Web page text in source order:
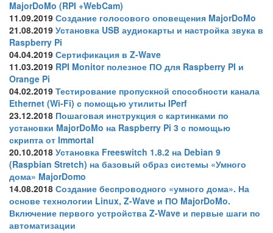
MajorDoMo (RPI +WebCam)
11.09.2019 Создание голосового оповещения MajorDoMo
21.08.2019 Установка USB аудиокарты и настройка звука в
Raspberry Pi
04.04.2019 Сертификация в Z-Wave
11.03.2019 RPI Monitor полезное ПО для Raspberry PI и
Orange Pi
04.02.2019 Тестирование пропускной способности канала
Ethernet (Wi-Fi) с помощью утилиты IPerf
23.12.2018 Пошаговая инструкция с картинками по
установки MajorDoMo на Raspberry Pi 3 с помощью
скрипта от Immortal
20.10.2018 Установка Freeswitch 1.8.2 на Debian 9
(Raspbian Stretch) на базовый образ системы «Умного
дома» MajorDomo
14.08.2018 Создание беспроводного «умного дома». На
основе технологии Linux, Z-Wave и ПО MajorDoMo.
Включение первого устройства Z-Wave и первые шаги по
автоматизации